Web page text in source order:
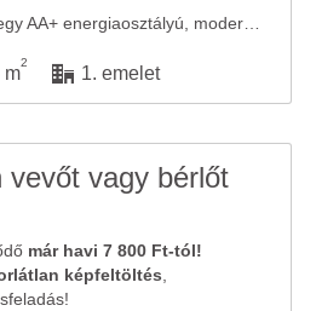
m
2
1. emelet
vevőt vagy bérlőt
már havi 7 800 Ft-tól!
képfeltöltés